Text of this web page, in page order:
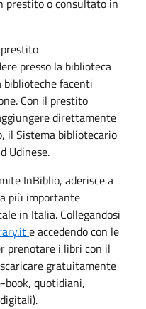
prestito
presso la biblioteca
facenti
Con il prestito
direttamente
il Sistema bibliotecario
Udinese.
InBiblio, aderisce a
più importante
in Italia. Collegandosi
e accedendo con le
prenotare i libri con il
gratuitamente
book, quotidiani,